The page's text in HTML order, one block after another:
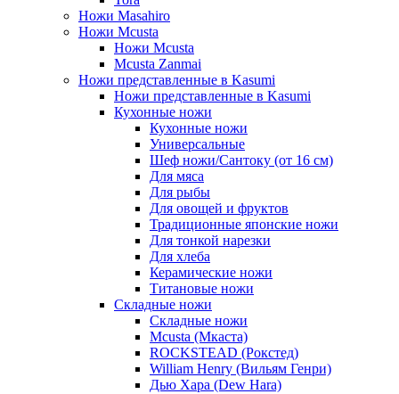
Ножи Masahiro
Ножи Mcusta
Ножи Mcusta
Mcusta Zanmai
Ножи представленные в Kasumi
Ножи представленные в Kasumi
Кухонные ножи
Кухонные ножи
Универсальные
Шеф ножи/Сантоку (от 16 см)
Для мяса
Для рыбы
Для овощей и фруктов
Традиционные японские ножи
Для тонкой нарезки
Для хлеба
Керамические ножи
Титановые ножи
Складные ножи
Складные ножи
Mcusta (Мкаста)
ROCKSTEAD (Рокстед)
William Henry (Вильям Генри)
Дью Хара (Dew Hara)